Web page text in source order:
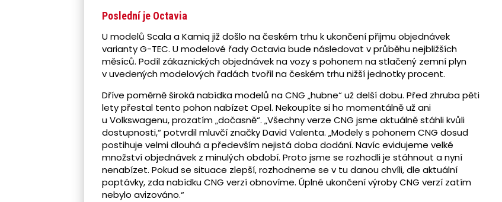
Poslední je Octavia
U modelů Scala a Kamiq již došlo na českém trhu k ukončení přijmu objednávek
varianty G-TEC. U modelové řady Octavia bude následovat v průběhu nejbližších
měsíců. Podíl zákaznických objednávek na vozy s pohonem na stlačený zemní plyn
v uvedených modelových řadách tvořil na českém trhu nižší jednotky procent.
Dříve poměrně široká nabídka modelů na CNG „hubne“ už delší dobu. Před zhruba pěti
lety přestal tento pohon nabízet Opel. Nekoupíte si ho momentálně už ani
u Volkswagenu, prozatím „dočasně“. „Všechny verze CNG jsme aktuálně stáhli kvůli
dostupnosti,“ potvrdil mluvčí značky David Valenta. „Modely s pohonem CNG dosud
postihuje velmi dlouhá a především nejistá doba dodání. Navíc evidujeme velké
množství objednávek z minulých období. Proto jsme se rozhodli je stáhnout a nyní
nenabízet. Pokud se situace zlepší, rozhodneme se v tu danou chvíli, dle aktuální
poptávky, zda nabídku CNG verzí obnovíme. Úplné ukončení výroby CNG verzí zatím
nebylo avizováno.“